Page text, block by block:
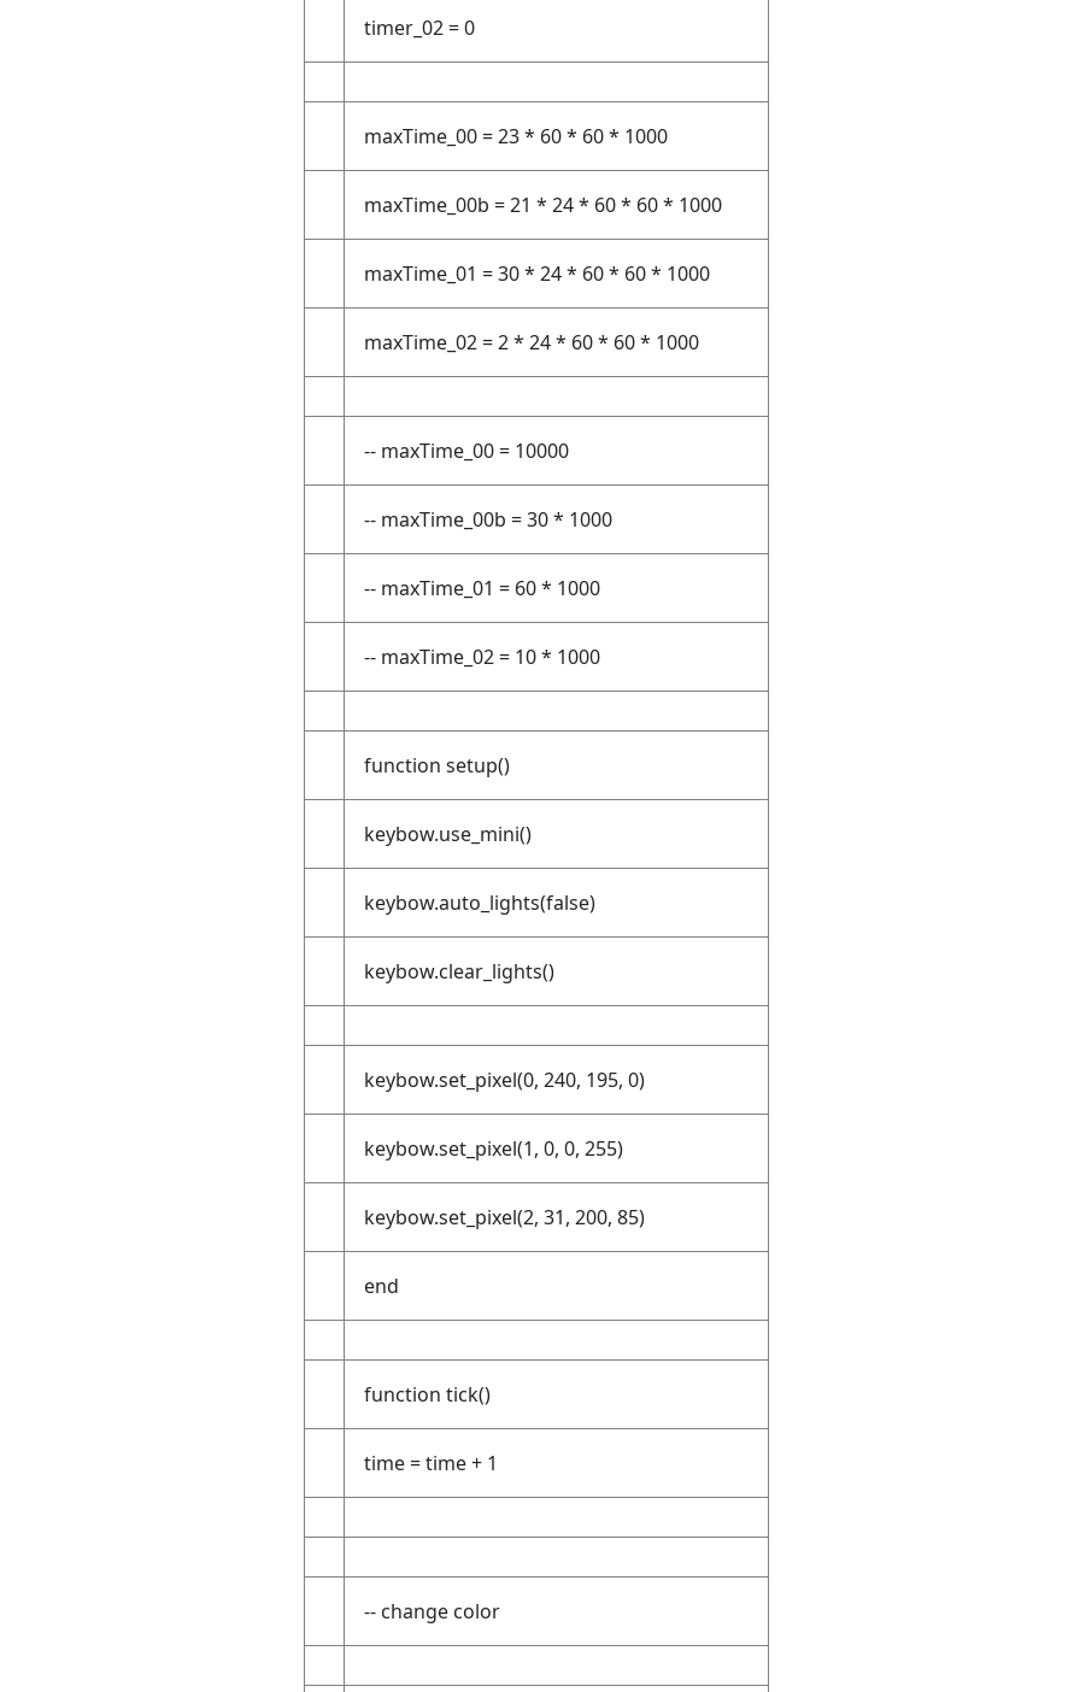
timer_02 = 0
maxTime_00 = 23 * 60 * 60 * 1000
maxTime_00b = 21 * 24 * 60 * 60 * 1000
maxTime_01 = 30 * 24 * 60 * 60 * 1000
maxTime_02 = 2 * 24 * 60 * 60 * 1000
-- maxTime_00 = 10000
-- maxTime_00b = 30 * 1000
-- maxTime_01 = 60 * 1000
-- maxTime_02 = 10 * 1000
function setup()
keybow.use_mini()
keybow.auto_lights(false)
keybow.clear_lights()
keybow.set_pixel(0, 240, 195, 0)
keybow.set_pixel(1, 0, 0, 255)
keybow.set_pixel(2, 31, 200, 85)
end
function tick()
time = time + 1
-- change color